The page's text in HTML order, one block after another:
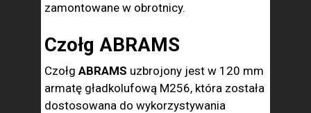
zamontowane w obrotnicy.
Czołg ABRAMS
Czołg ABRAMS uzbrojony jest w 120 mm
armatę gładkolufową M256, która została
dostosowana do wykorzystywania